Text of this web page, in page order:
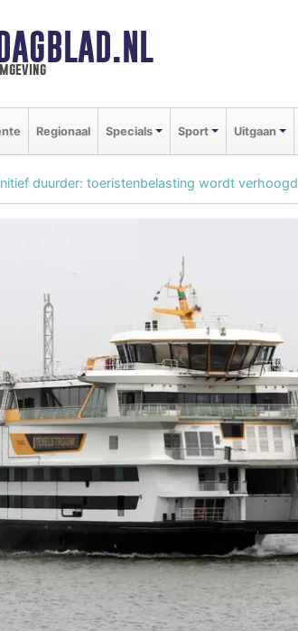
Regionaal Specials Sport Uitgaan
duurder: toeristenbelasting wordt verhoogd